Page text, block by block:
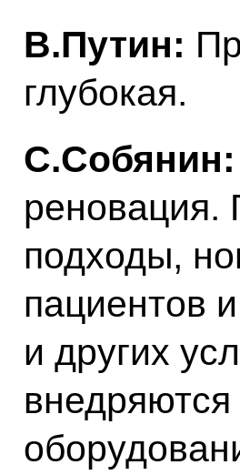
В.Путин:
глубокая.
С.Собянин:
реновация.
подходы,
пациентов
и других